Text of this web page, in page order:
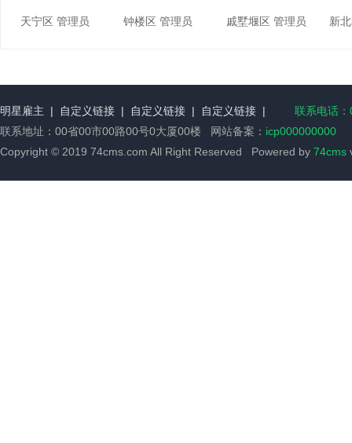
天宁区 管理员 钟楼区 管理员 戚墅堰区 管理员 新
明星雇主 | 自定义链接 | 自定义链接 | 自定义链接 |
联系电话
联系地址：00省00市00路00号0大厦00楼 网站备案： icp000000000
Copyright © 2019 74cms.com All Right Reserved Powered by 74cms